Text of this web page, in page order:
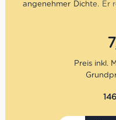
angenehmer Dichte. Er
Fleischgerichte oder
Rezepte. Ein eleganter
auf Authentizität und